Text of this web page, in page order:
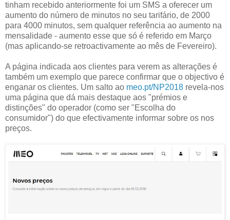
tinham recebido anteriormente foi um SMS a oferecer um
aumento do número de minutos no seu tarifário, de 2000
para 4000 minutos, sem qualquer referência ao aumento na
mensalidade - aumento esse que só é referido em Março
(mas aplicando-se retroactivamente ao mês de Fevereiro).
A página indicada aos clientes para verem as alterações é
também um exemplo que parece confirmar que o objectivo é
enganar os clientes. Um salto ao meo.pt/NP2018 revela-nos
uma página que dá mais destaque aos "prémios e
distinções" do operador (como ser "Escolha do
consumidor") do que efectivamente informar sobre os nos
preços.